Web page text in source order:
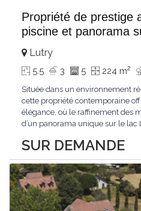
Propriété de prestige
piscine et panorama
SUR DEMANDE
Lutry
5.5 3 5 224 m2
Située dans un environnement
cette propriété contemporaine
élégance, où le raffinement des
d’un panorama unique sur le lac
distingue par ses espaces
résolument harmonieuse.